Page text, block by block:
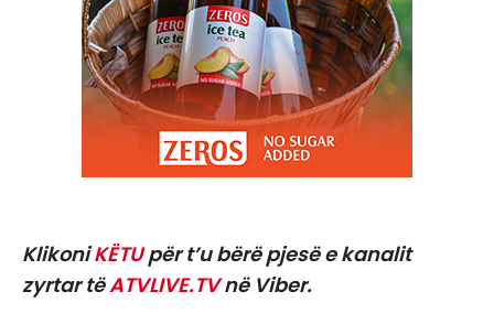
KlikoniKËTUpër t’u bërë pjesë e kanalit
zyrtar tëATVLIVE.TVnë Viber.